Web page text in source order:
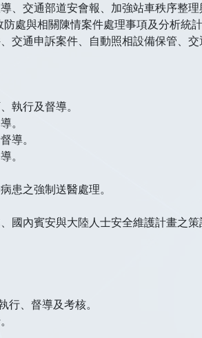
、交通部道安會報、加強站車秩序整
處與相關陳情案件處理事項及分析統計
交通申訴案件、自動照相設備保管、
執行及督導。
。
導。
。
患之強制送醫處理。
國內賓安與大陸人士安全維護計畫之策
、督導及考核。